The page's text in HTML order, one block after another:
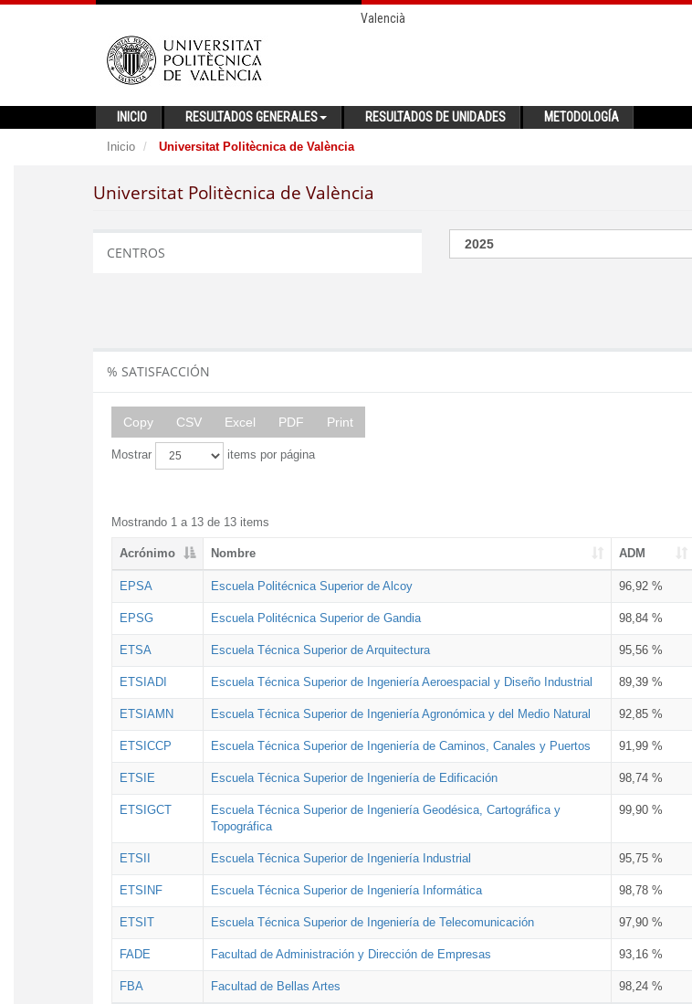
Valencià
INICIO RESULTADOS GENERALES RESULTADOS DE UNIDADES METODOLOGÍA
Inicio Universitat Politècnica de València
Universitat Politècnica de València
CENTROS
% SATISFACCIÓN
Copy CSV Excel PDF Print
Mostrar items por página
Mostrando 1 a 13 de 13 items
Acrónimo Nombre ADM
EPSA Escuela Politécnica Superior de Alcoy 96,92 %
EPSG Escuela Politécnica Superior de Gandia 98,84 %
ETSA Escuela Técnica Superior de Arquitectura 95,56 %
ETSIADI Escuela Técnica Superior de Ingeniería Aeroespacial y Diseño Industrial 89,39 %
ETSIAMN Escuela Técnica Superior de Ingeniería Agronómica y del Medio Natural 92,85 %
ETSICCP Escuela Técnica Superior de Ingeniería de Caminos, Canales y Puertos 91,99 %
ETSIE Escuela Técnica Superior de Ingeniería de Edificación 98,74 %
ETSIGCT
Escuela Técnica Superior de Ingeniería Geodésica, Cartográfica y
Topográfica
99,90 %
ETSII Escuela Técnica Superior de Ingeniería Industrial 95,75 %
ETSINF Escuela Técnica Superior de Ingeniería Informática 98,78 %
ETSIT Escuela Técnica Superior de Ingeniería de Telecomunicación 97,90 %
FADE Facultad de Administración y Dirección de Empresas 93,16 %
FBA Facultad de Bellas Artes 98,24 %